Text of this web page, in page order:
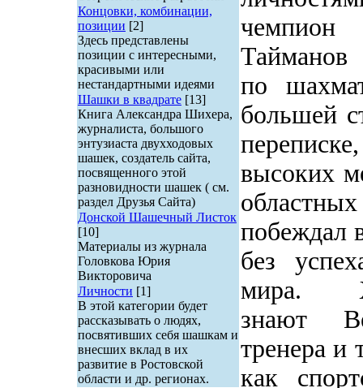
Концовки, комбинации,
позиции [2]
Здесь представлены
позиции с интересными,
красивыми или
нестандартными идеями
Шашки в квадрате [13]
Книга Александра Шихера,
журналиста, большого
энтузиаста двухходовых
шашек, создатель сайта,
посвященного этой
разновидности шашек ( см.
раздел Друзья Сайта)
Донской Шашечный Листок
[10]
Материалы из журнала
Головкова Юрия
Викторовича
Личности [1]
В этой категории будет
рассказывать о людях,
посвятивших себя шашкам и
внесших вклад в их
развитие в Ростовской
области и др. регионах.
Тайманов
по
большей
высоких
побеждал
без
мира.
знают
тренера и
как